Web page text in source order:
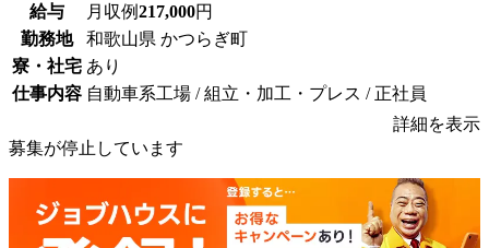
給与 月収例217,000円
勤務地
和歌山県 かつらぎ町
寮・社宅 あり
仕事内容 自動車系工場 / 組立・加工・プレス / 正社員
詳細を表示
募集が停止しています